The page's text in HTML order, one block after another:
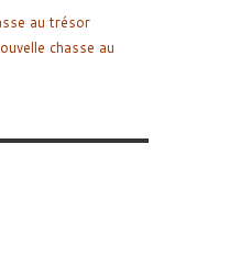
au trésor
chasse au